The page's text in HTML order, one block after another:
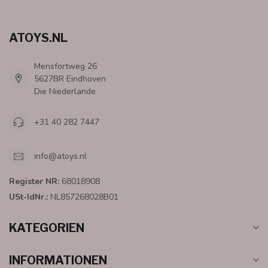
ATOYS.NL
Mensfortweg 26
5627BR Eindhoven
Die Niederlande
+31 40 282 7447
info@atoys.nl
Register NR: 68018908
USt-IdNr.: NL857268028B01
KATEGORIEN
INFORMATIONEN